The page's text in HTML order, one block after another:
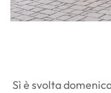
Sì è svolta